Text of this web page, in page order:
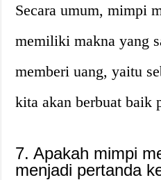
Secara umum, mimpi
memiliki makna yang
memberi uang, yaitu
kita akan berbuat baik
7. Apakah mimpi
menjadi pertanda